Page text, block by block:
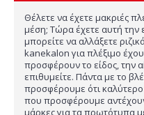
Θέλετε να έχετε μακριές
μέση; Τώρα έχετε αυτή την
μπορείτε να αλλάξετε
kanekalon για πλέξιμο
προσφέρουν το είδος, την
επιθυμείτε. Πάντα με το
προσφέρουμε ότι
που προσφέρουμε
μάρκες για τα πρωτότυπα